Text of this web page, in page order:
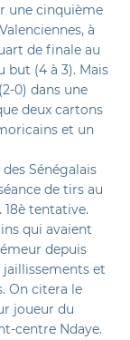
une cinquième
à
de finale au
but (4 à 3). Mais
0) dans une
deux cartons
et un
Sénégalais
de tirs au
18è tentative.
qui avaient
depuis
et
On citera le
joueur du
centre Ndaye.